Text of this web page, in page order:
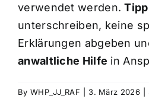
verwendet werden.
unterschreiben, keine
Erklärungen abgeben
anwaltliche Hilfe in
By WHP_JJ_RAF 3. März 2026